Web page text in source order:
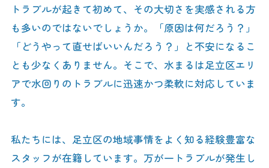
トラブルが起きて初めて、その大切さを実感される方
も多いのではないでしょうか。「原因は何だろう？」
「どうやって直せばいいんだろう？」と不安になるこ
とも少なくありません。そこで、水まるは足立区エリ
アで水回りのトラブルに迅速かつ柔軟に対応していま
す。
私たちには、足立区の地域事情をよく知る経験豊富な
スタッフが在籍しています。万が一トラブルが発生し